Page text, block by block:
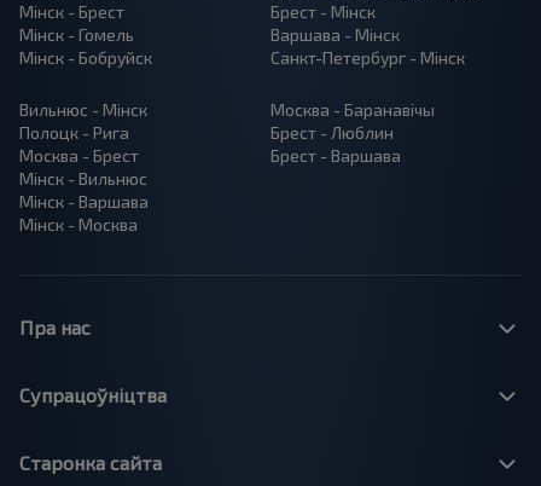
Мінск - Брест
Мінск - Гомель
Мінск - Бобруйск
Брест - Мінск
Варшава - Мінск
Санкт-Петербург - Мінск
Вильнюс - Мінск
Полоцк - Рига
Москва - Брест
Мінск - Вильнюс
Мінск - Варшава
Мінск - Москва
Москва - Баранавiчы
Брест - Люблин
Брест - Варшава
Пра нас
Супрацоўніцтва
Старонка сайта